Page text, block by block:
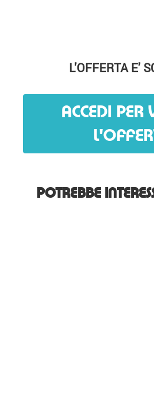
L'OFFERTA E'
ACCEDI PER
POTREBBE